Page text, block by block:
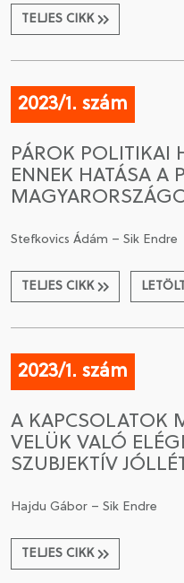
TELJES CIKK
2023/1. szám
PÁROK POLITIKAI
ENNEK HATÁSA A
Stefkovics Ádám – Sik Endre
TELJES CIKK
2023/1. szám
A KAPCSOLATOK
VELÜK VALÓ
SZUBJEKTÍV
Hajdu Gábor – Sik Endre
TELJES CIKK